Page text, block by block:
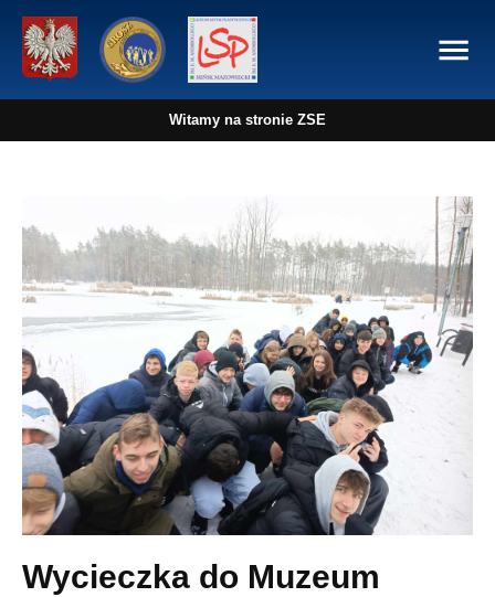
Witamy na stronie ZSE
Wycieczka do Muzeum